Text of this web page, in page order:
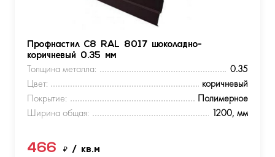
Профнастил С8 RAL 8017 шоколадно-
коричневый 0.35 мм
Толщина металла:
0.35
Цвет:
коричневый
Покрытие:
Полимерное
Ширина общая:
1200, мм
466 ₽ / кв.м